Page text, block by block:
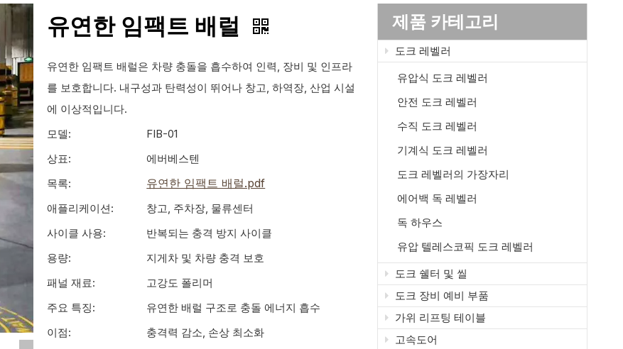
유연한 임팩트 배럴
유연한 임팩트 배럴은 차량 충돌을 흡수하여 인력, 장비 및 인프라
를 보호합니다. 내구성과 탄력성이 뛰어나 창고, 하역장, 산업 시설
에 이상적입니다.
모델:
FIB-01
상표:
에버베스텐
목록:
유연한 임팩트 배럴.pdf
애플리케이션:
창고, 주차장, 물류센터
사이클 사용:
반복되는 충격 방지 사이클
용량:
지게차 및 차량 충격 보호
패널 재료:
고강도 폴리머
주요 특징:
유연한 배럴 구조로 충돌 에너지 흡수
이점:
충격력 감소, 손상 최소화
제품 카테고리
도크 레벨러
유압식 도크 레벨러
안전 도크 레벨러
수직 도크 레벨러
기계식 도크 레벨러
도크 레벨러의 가장자리
에어백 독 레벨러
독 하우스
유압 텔레스코픽 도크 레벨러
도크 쉘터 및 씰
도크 장비 예비 부품
가위 리프팅 테이블
고속도어